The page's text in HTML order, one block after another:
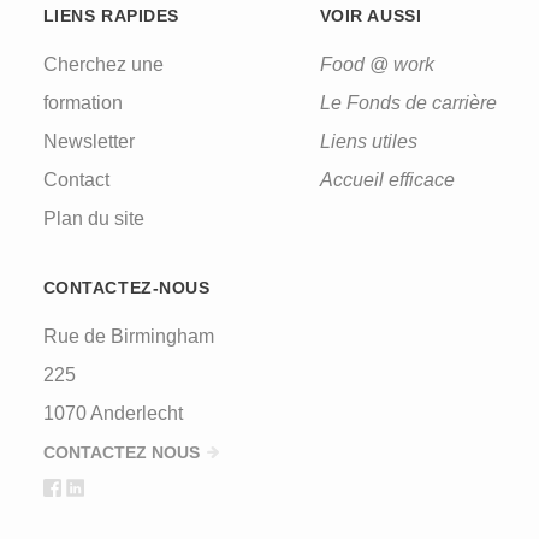
LIENS RAPIDES
Cherchez une
formation
Newsletter
Contact
Plan du site
VOIR AUSSI
Food @ work
Le Fonds de carrière
Liens utiles
Accueil efficace
CONTACTEZ-NOUS
Rue de Birmingham
225
1070 Anderlecht
CONTACTEZ NOUS